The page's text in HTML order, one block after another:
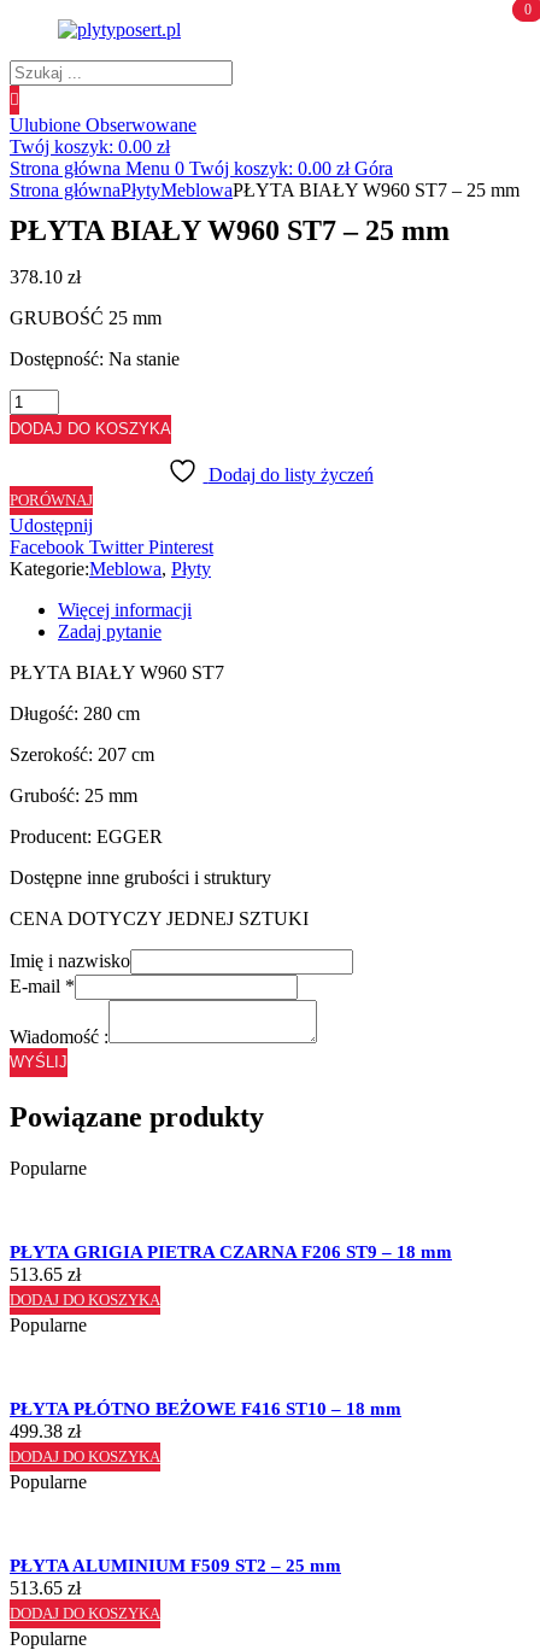
Wyszukiwanie
produktów
0
Ulubione Obserwowane
0
Twój koszyk: 0.00 zł
Strona główna Menu 0 Twój koszyk: 0.00 zł Góra
Strona głównaPłytyMeblowaPŁYTA BIAŁY W960 ST7 – 25 mm
PŁYTA BIAŁY W960 ST7 – 25 mm
378.10 zł
GRUBOŚĆ 25 mm
Dostępność: Na stanie
ilość
PŁYTA
BIAŁY
ST7
-
25
mm
DODAJ DO KOSZYKA
Dodaj do listy życzeń
PORÓWNAJ
Udostępnij
Facebook Twitter Pinterest
Kategorie:Meblowa, Płyty
Więcej informacji
Zadaj pytanie
PŁYTA BIAŁY W960 ST7
Długość: 280 cm
Szerokość: 207 cm
Grubość: 25 mm
Producent: EGGER
Dostępne inne grubości i struktury
CENA DOTYCZY JEDNEJ SZTUKI
Imię i nazwisko
E-mail *
Wiadomość :
WYŚLIJ
Powiązane produkty
Popularne
PŁYTA GRIGIA PIETRA CZARNA F206 ST9 – 18 mm
513.65 zł
DODAJ DO KOSZYKA
Popularne
PŁYTA PŁÓTNO BEŻOWE F416 ST10 – 18 mm
499.38 zł
DODAJ DO KOSZYKA
Popularne
PŁYTA ALUMINIUM F509 ST2 – 25 mm
513.65 zł
DODAJ DO KOSZYKA
Popularne